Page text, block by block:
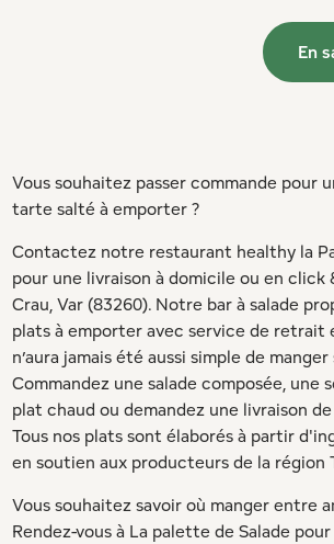
En
Vous souhaitez passer commande pour
tarte salté à emporter ?
Contactez notre restaurant healthy la
pour une livraison à domicile ou en click
Crau, Var (83260). Notre bar à salade
plats à emporter avec service de retrait
n’aura jamais été aussi simple de
Commandez une salade composée, une
plat chaud ou demandez une livraison
Tous nos plats sont élaborés à partir
en soutien aux producteurs de la région
Vous souhaitez savoir où manger entre
Rendez-vous à La palette de Salade